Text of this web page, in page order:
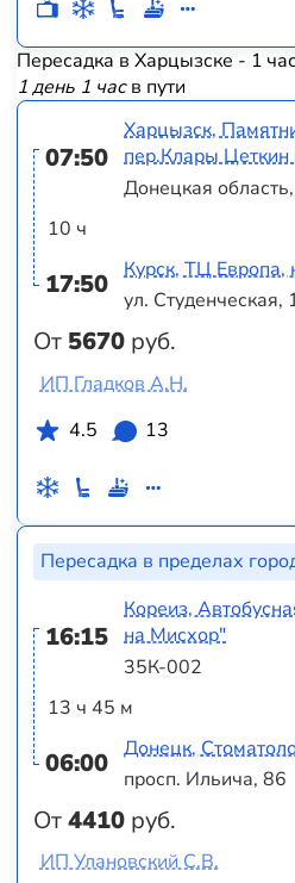
Пересадка в Харцызске - 1
1 день 1 часв пути
07:50
10 ч
17:50
От 5670 руб.
Харцызск,
пер.Клары
Донецкая
Курск, ТЦ Европа,
ул. Студенческая,
ИП Гладков А.Н.
4.5
13
Пересадка в пределах
16:15
13 ч 45 м
06:00
От4410 руб.
Кореиз,
на Мисхор"
35К-002
Донецк,
просп. Ильича, 86
ИП Улановский С.В.